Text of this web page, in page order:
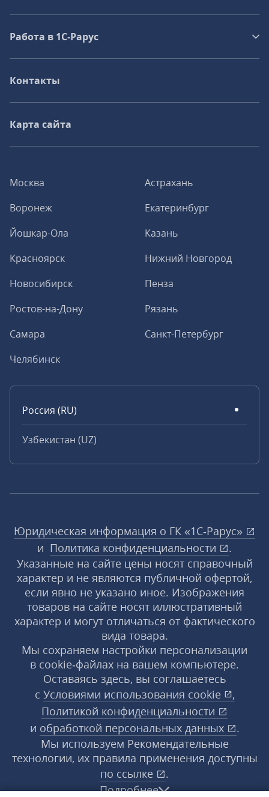
Москва
Астрахань
Воронеж
Екатеринбург
Йошкар-Ола
Казань
Красноярск
Нижний Новгород
Новосибирск
Пенза
Ростов-на-Дону
Рязань
Самара
Санкт-Петербург
Челябинск
Россия (RU)
Узбекистан (UZ)
Работа в 1С‑Рарус
Контакты
Карта сайта
Юридическая информация о ГК «1С‑Рарус»
и Политика конфиденциальности
.
Указанные на сайте цены носят справочный
характер и не являются публичной офертой,
если явно не указано иное. Изображения
товаров на сайте носят иллюстративный
характер и могут отличаться от фактического
вида товара.
Мы сохраняем настройки персонализации
в cookie‑файлах на вашем компьютере.
Оставаясь здесь, вы соглашаетесь
с Условиями использования cookie
,
Политикой конфиденциальности
и обработкой персональных данных
.
Мы используем Рекомендательные
технологии, их правила применения доступны
по ссылке
.
Подробнее